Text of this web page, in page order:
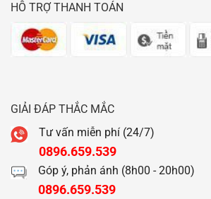
HỖ TRỢ THANH TOÁN
GIẢI ĐÁP THẮC MẮC
Tư vấn miễn phí (24/7)
0896.659.539
Góp ý, phản ánh (8h00 - 20h00)
0896.659.539